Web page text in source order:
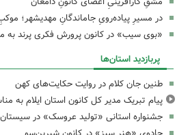
در مسیرِ پیاده‌رویِ جاماندگانِ مهدیشهر؛
«بوی سیب» در کانون پرورش فکری پرند به
پربازدید استان‌ها
طنین جان کلام در روایت حکایت‌های کهن
پیام تبریک مدیر کل کانون استان ایلام به
جشنواره استانی «تولید عروسک» در